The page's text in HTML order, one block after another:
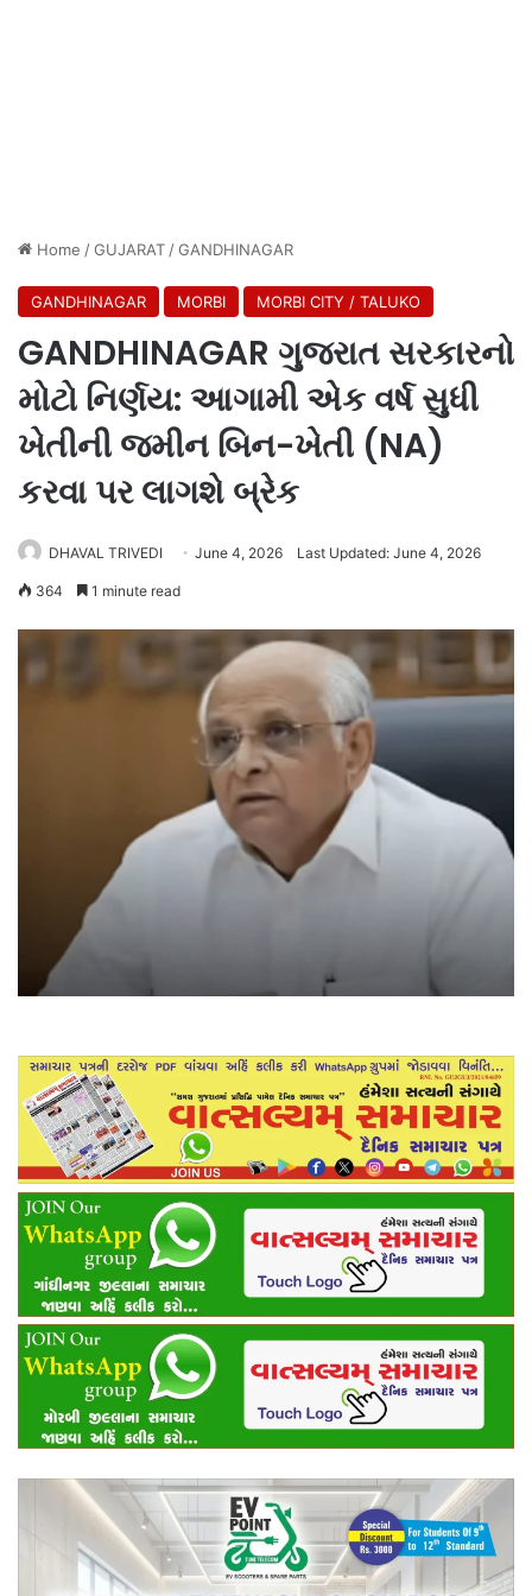
Home /GUJARAT /GANDHINAGAR
GANDHINAGAR MORBI MORBI CITY / TALUKO
GANDHINAGAR ગુજરાત સરકારનો
મોટો નિર્ણય: આગામી એક વર્ષ સુધી
ખેતીની જમીન બિન-ખેતી (NA)
કરવા પર લાગશે બ્રેક
DHAVAL TRIVEDI June 4, 2026 Last Updated: June 4, 2026
364 1 minute read